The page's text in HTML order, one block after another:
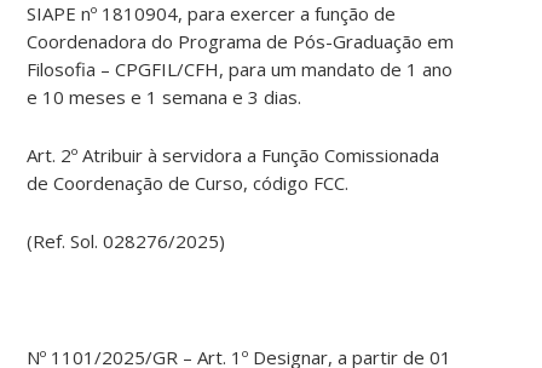
SIAPE nº 1810904, para exercer a função de
Coordenadora do Programa de Pós-Graduação em
Filosofia – CPGFIL/CFH, para um mandato de 1 ano
e 10 meses e 1 semana e 3 dias.
Art. 2º Atribuir à servidora a Função Comissionada
de Coordenação de Curso, código FCC.
(Ref. Sol. 028276/2025)
Nº 1101/2025/GR – Art. 1º Designar, a partir de 01